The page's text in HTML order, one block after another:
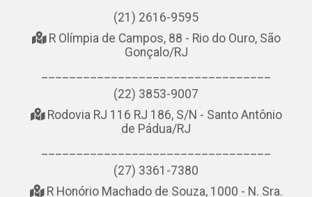
(21) 2616-9595
R Olímpia de Campos, 88 - Rio do Ouro, São
Gonçalo/RJ
(22) 3853-9007
Rodovia RJ 116 RJ 186, S/N - Santo Antônio
de Pádua/RJ
(27) 3361-7380
R Honório Machado de Souza, 1000 - N. Sra.